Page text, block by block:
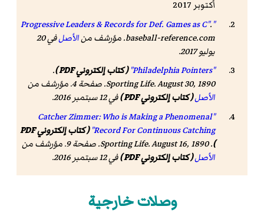
أكتوبر 2017
"Progressive Leaders & Records for Def. Games as C"
.
baseball-reference.com. مؤرشف منالأصل
في 20
يوليو 2017
.
"Philadelphia Pointers"
( كتاب إلكتروني PDF )
.
Sporting Life. August 30, 1890. صفحة 4. مؤرشف من
الأصل( كتاب إلكتروني PDF )
في 12 سبتمبر 2016.
"Catcher Zimmer: Who is Making a Phenomenal
Record For Continuous Catching"
( كتاب إلكتروني PDF
)
.
Sporting Life. August 16, 1890. صفحة 9. مؤرشف من
الأصل( كتاب إلكتروني PDF ) في 12 سبتمبر 2016.
وصلات خارجية